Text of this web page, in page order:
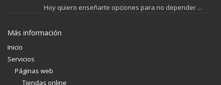
Hoy quiero enseñarte opciones para no depender ...
Más información
Inicio
Servicios
Páginas web
Tiendas online